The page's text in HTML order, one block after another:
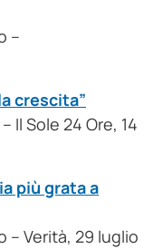
–
crescita”
Il Sole 24 Ore, 14
più grata a
– Verità, 29 luglio